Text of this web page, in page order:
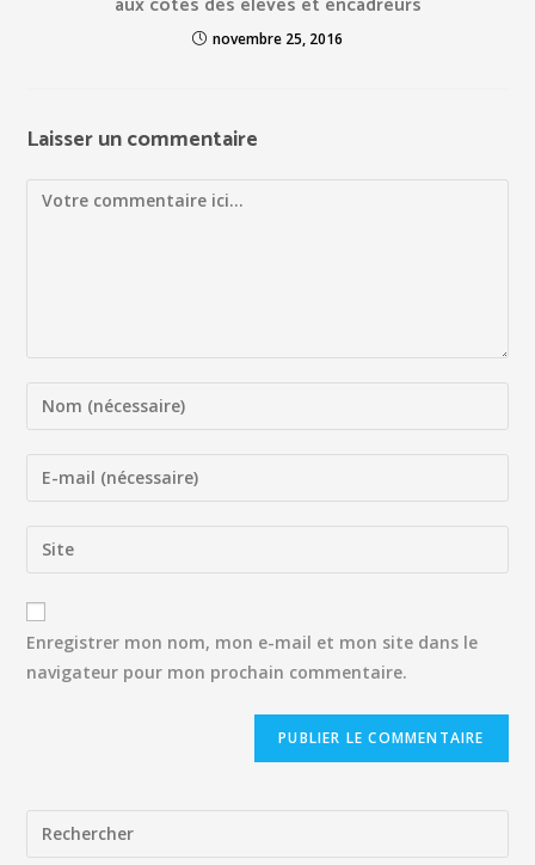
novembre 25, 2016
Laisser un commentaire
Enregistrer mon nom, mon e-mail et mon site dans le
navigateur pour mon prochain commentaire.